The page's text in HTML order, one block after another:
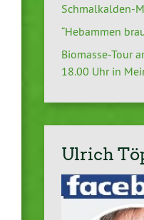
Schmalkalden-
“Hebammen
Biomasse-Tour
18.00 Uhr in
Ulrich